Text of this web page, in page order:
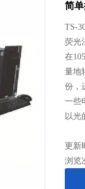
简
TS-
荧光
在
量地
份，
一些
以光
器放
量其
围
更新
浏览